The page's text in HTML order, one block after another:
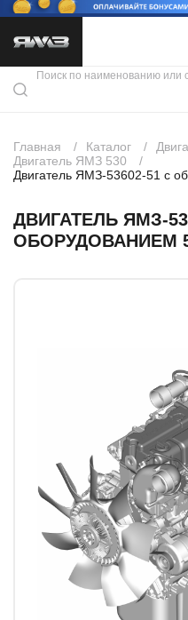
Каталог продукции
Скидки
Контакты
Главная Каталог
Двигатель ЯМЗ 530
Двигатель ЯМЗ-53602-51 с
ДВИГАТЕЛЬ ЯМЗ-
ОБОРУДОВАНИЕМ